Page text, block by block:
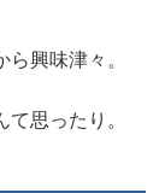
興味津々。
思ったり。